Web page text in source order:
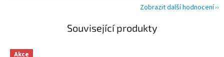
Zobrazit další hodnocení
Související produkty
Akce